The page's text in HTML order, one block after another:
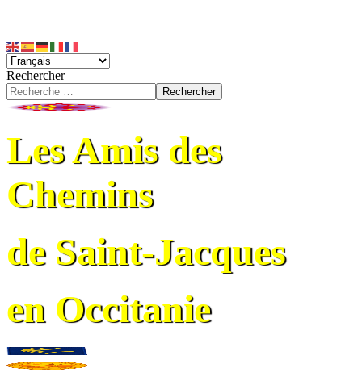
Rechercher
Rechercher
Les Amis des
Chemins
de Saint-Jacques
en Occitanie